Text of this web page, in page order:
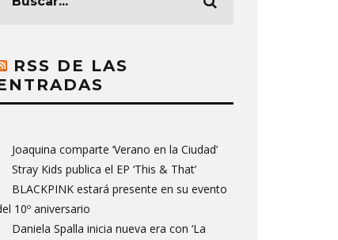
RSS DE LAS
Joaquina comparte ‘Verano en la Ciudad’
Stray Kids publica el EP ‘This & That’
BLACKPINK estará presente en su evento
10º aniversario
Daniela Spalla inicia nueva era con ‘La